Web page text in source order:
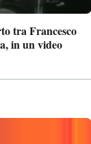
tra Francesco
in un video